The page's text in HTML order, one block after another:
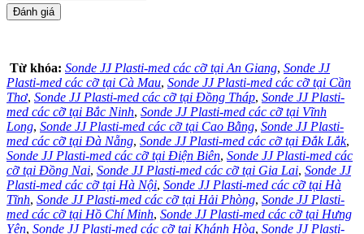
Từ khóa: Sonde JJ Plasti-med các cỡ tại An Giang, Sonde JJ
Plasti-med các cỡ tại Cà Mau, Sonde JJ Plasti-med các cỡ tại Cần
Thơ, Sonde JJ Plasti-med các cỡ tại Đồng Tháp, Sonde JJ Plasti-
med các cỡ tại Bắc Ninh, Sonde JJ Plasti-med các cỡ tại Vĩnh
Long, Sonde JJ Plasti-med các cỡ tại Cao Bằng, Sonde JJ Plasti-
med các cỡ tại Đà Nẵng, Sonde JJ Plasti-med các cỡ tại Đắk Lắk,
Sonde JJ Plasti-med các cỡ tại Điện Biên, Sonde JJ Plasti-med các
cỡ tại Đồng Nai, Sonde JJ Plasti-med các cỡ tại Gia Lai, Sonde JJ
Plasti-med các cỡ tại Hà Nội, Sonde JJ Plasti-med các cỡ tại Hà
Tĩnh, Sonde JJ Plasti-med các cỡ tại Hải Phòng, Sonde JJ Plasti-
med các cỡ tại Hồ Chí Minh, Sonde JJ Plasti-med các cỡ tại Hưng
Yên, Sonde JJ Plasti-med các cỡ tại Khánh Hòa, Sonde JJ Plasti-